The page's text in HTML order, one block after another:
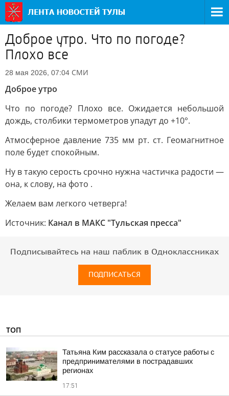
Доброе утро. Что по погоде?
Плохо все
28 мая 2026, 07:04 СМИ
Доброе утро
Что по погоде? Плохо все. Ожидается небольшой
дождь, столбики термометров упадут до +10°.
Атмосферное давление 735 мм рт. ст. Геомагнитное
поле будет спокойным.
Ну в такую серость срочно нужна частичка радости —
она, к слову, на фото .
Желаем вам легкого четверга!
Источник: Канал в МАКС "Тульская пресса"
Подписывайтесь на наш паблик в Одноклассниках
ПОДПИСАТЬСЯ
ТОП
Татьяна Ким рассказала о статусе работы с
предпринимателями в пострадавших
регионах
17:51